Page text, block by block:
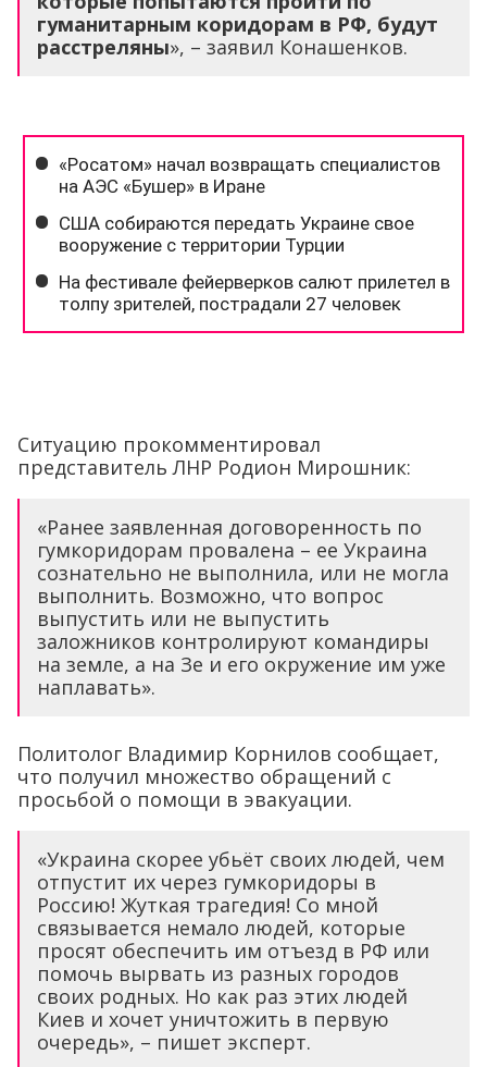
гуманитарным коридорам в РФ, будут
расстреляны», – заявил Конашенков.
Ситуацию прокомментировал
представитель ЛНР Родион Мирошник:
«Ранее заявленная договоренность по
гумкоридорам провалена – ее Украина
сознательно не выполнила, или не могла
выполнить. Возможно, что вопрос
выпустить или не выпустить
заложников контролируют командиры
на земле, а на Зе и его окружение им уже
наплавать».
Политолог Владимир Корнилов сообщает,
что получил множество обращений с
просьбой о помощи в эвакуации.
«Украина скорее убьёт своих людей, чем
отпустит их через гумкоридоры в
Россию! Жуткая трагедия! Со мной
связывается немало людей, которые
просят обеспечить им отъезд в РФ или
помочь вырвать из разных городов
своих родных. Но как раз этих людей
Киев и хочет уничтожить в первую
очередь», – пишет эксперт.